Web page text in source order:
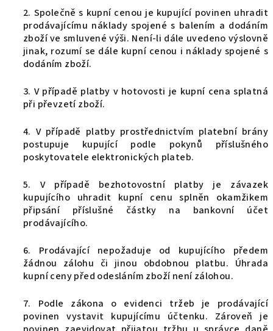
2. Společně s kupní cenou je kupující povinen uhradit
prodávajícímu náklady spojené s balením a dodáním
zboží ve smluvené výši. Není-li dále uvedeno výslovně
jinak, rozumí se dále kupní cenou i náklady spojené s
dodáním zboží.
3. V případě platby v hotovosti je kupní cena splatná
při převzetí zboží.
4. V případě platby prostřednictvím platební brány
postupuje kupující podle pokynů příslušného
poskytovatele elektronických plateb.
5. V případě bezhotovostní platby je závazek
kupujícího uhradit kupní cenu splněn okamžikem
připsání příslušné částky na bankovní účet
prodávajícího.
6. Prodávající nepožaduje od kupujícího předem
žádnou zálohu či jinou obdobnou platbu. Úhrada
kupní ceny před odesláním zboží není zálohou.
7. Podle zákona o evidenci tržeb je prodávající
povinen vystavit kupujícímu účtenku. Zároveň je